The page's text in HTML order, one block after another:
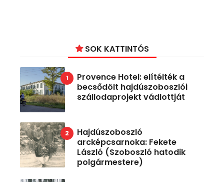
SOK KATTINTÓS
Provence Hotel: elítélték a
becsődölt hajdúszoboszlói
szállodaprojekt vádlottját
Hajdúszoboszló
arcképcsarnoka: Fekete
László (Szoboszló hatodik
polgármestere)